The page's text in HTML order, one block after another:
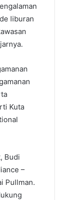
liburan
Kuta
Budi
–
Pullman.